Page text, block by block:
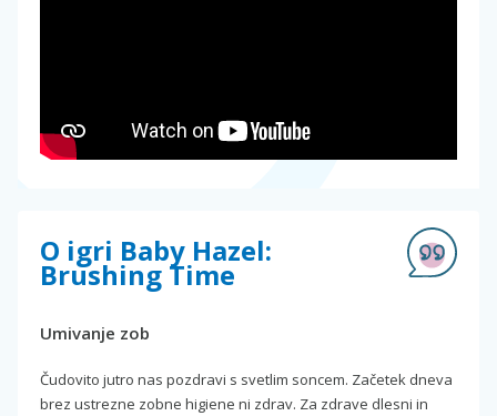
O igri Baby Hazel:
Brushing Time
Umivanje zob
Čudovito jutro nas pozdravi s svetlim soncem. Začetek dneva
brez ustrezne zobne higiene ni zdrav. Za zdrave dlesni in